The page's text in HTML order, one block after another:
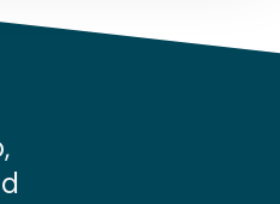
haga del sitio web con
publicidad y análisis